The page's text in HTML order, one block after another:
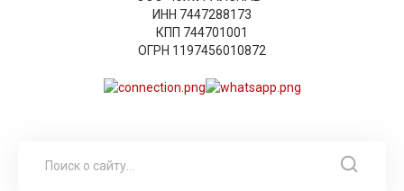
ИНН 7447288173
КПП 744701001
ОГРН 1197456010872